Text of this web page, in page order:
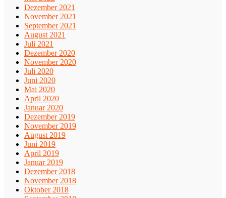
Dezember 2021
November 2021
September 2021
August 2021
Juli 2021
Dezember 2020
November 2020
Juli 2020
Juni 2020
Mai 2020
April 2020
Januar 2020
Dezember 2019
November 2019
August 2019
Juni 2019
April 2019
Januar 2019
Dezember 2018
November 2018
Oktober 2018